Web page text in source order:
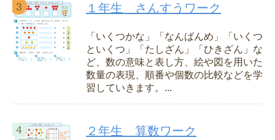
１年生 さんすうワーク
「いくつかな」「なんばんめ」「いくつ
といくつ」「たしざん」「ひきざん」な
ど、数の意味と表し方、絵や図を用いた
数量の表現、順番や個数の比較などを学
習していきます。...
２年生 算数ワーク